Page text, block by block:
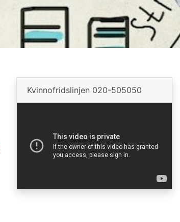
Kvinnofridslinjen 020-505050